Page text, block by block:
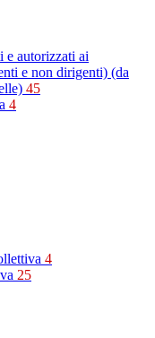
e autorizzati ai
e non dirigenti) (da
45
4
4
25